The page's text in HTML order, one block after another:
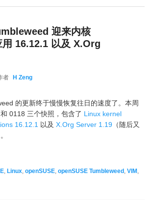
迎来内核
16.12.1 以及 X.Org
者 H Zeng
的更新终于慢慢恢复往日的速度了。本周
0118 三个快照，包含了 Linux kernel
16.12.1 以及X.Org Server 1.19 （随后又
,Linux,openSUSE,openSUSE Tumbleweed,VIM,